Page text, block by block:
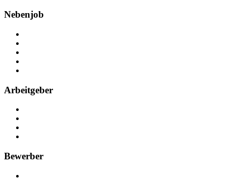
Nebenjob
Arbeitgeber
Bewerber